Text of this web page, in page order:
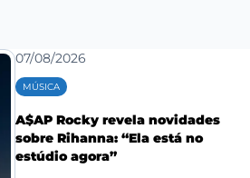
07/08/2026
MÚSICA
A$AP Rocky revela novidades
sobre Rihanna: “Ela está no
estúdio agora”